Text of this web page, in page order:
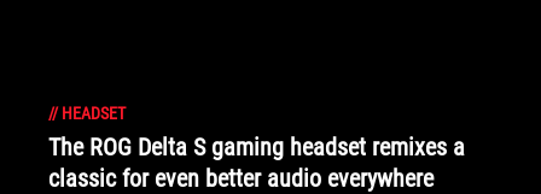
// HEADSET
The ROG Delta S gaming headset remixes a
classic for even better audio everywhere